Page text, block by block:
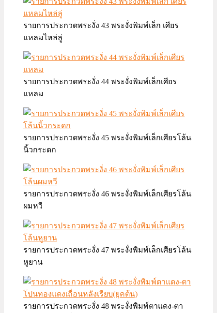
รายการประกวดพระงั่ง 43 พระงั่งพิมพ์เล็ก เศียร
แหลมไหล่ลู่
รายการประกวดพระงั่ง 44 พระงั่งพิมพ์เล็กเศียร
แหลม
รายการประกวดพระงั่ง 45 พระงั่งพิมพ์เล็กเศียรโล้น
นิ้วกระดก
รายการประกวดพระงั่ง 46 พระงั่งพิมพ์เล็กเศียรโล้น
ผมหวี
รายการประกวดพระงั่ง 47 พระงั่งพิมพ์เล็กเศียรโล้น
หูยาน
รายการประกวดพระงั่ง 48 พระงั่งพิมพ์ตาแดง-ตา